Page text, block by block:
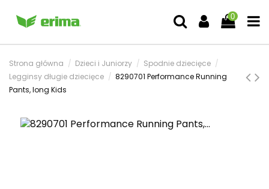
0
Strona główna Dzieci i Juniorzy
Spodnie dziecięce
Legginsy długie dziecięce
8290701 Performance Running
Pants, long Kids